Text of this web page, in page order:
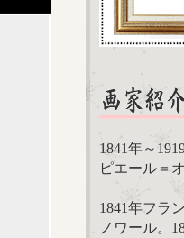
1841年～
ピエール＝
1841年フラ
ノワール。